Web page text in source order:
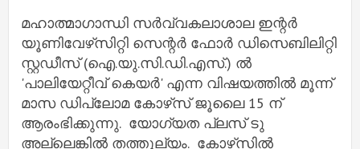
മഹാത്മാഗാന്ധി സർവ്വകലാശാല ഇന്റർ
യൂണിവേഴ്‌സിറ്റി സെന്റർ ഫോർ ഡിസെബിലിറ്റി
സ്റ്റഡീസ് (ഐ.യു.സി.ഡി.എസ്.) ൽ
'പാലിയേറ്റീവ് കെയർ' എന്ന വിഷയത്തിൽ മൂന്ന്
മാസ ഡിപ്ലോമ കോഴ്‌സ് ജൂലൈ 15 ന്
ആരംഭിക്കുന്നു. യോഗ്യത പ്ലസ് ടു
അല്ലെങ്കിൽ തത്തുല്യം. കോഴ്‌സിൽ